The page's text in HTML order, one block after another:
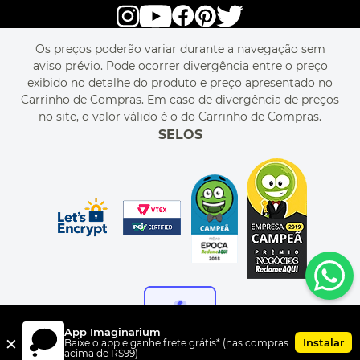
POLÍTICA DE PRIVACIDADE
PERGUNTAS FREQUENTES
MEU CADASTRO
MEU PEDIDO
CUPONS DE DESCONTO
RASTREIE O SEU PEDIDO
MAPA DO SITE
SEJA REVENDEDOR
LIVELO
Os preços poderão variar durante a navegação sem
aviso prévio. Pode ocorrer divergência entre o preço
exibido no detalhe do produto e preço apresentado no
Carrinho de Compras. Em caso de divergência de preços
no site, o valor válido é o do Carrinho de Compras.
SELOS
× App Imaginarium
Baixe o app e ganhe frete grátis* (nas compras
acima de R$99)
Instalar